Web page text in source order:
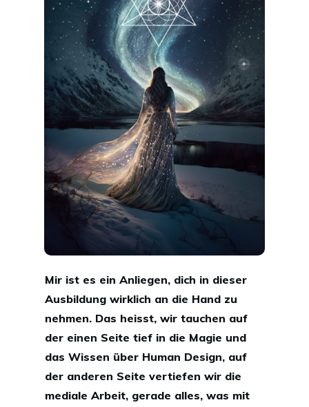
Mir ist es ein Anliegen, dich in dieser
Ausbildung wirklich an die Hand zu
nehmen. Das heisst, wir tauchen auf
der einen Seite tief in die Magie und
das Wissen über Human Design, auf
der anderen Seite vertiefen wir die
mediale Arbeit, gerade alles, was mit